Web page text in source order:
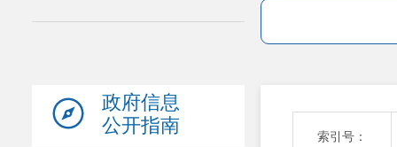
政府信息
公开指南
索引号：